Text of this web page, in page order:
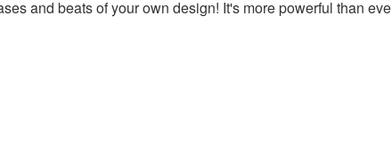
and beats of your own design! It's more powerful than